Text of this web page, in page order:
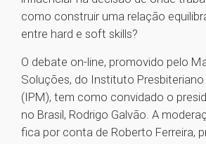
como construir uma relação
entre hard e soft skills?
O debate on-line, promovido pelo
Soluções, do Instituto
(IPM), tem como convidado o
no Brasil, Rodrigo Galvão. A
fica por conta de Roberto Ferreira,